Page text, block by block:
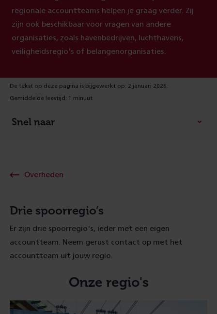
regionale accountteams helpen je graag verder. Zij
zijn ook beschikbaar voor vragen van andere
organisaties, zoals havenbedrijven, luchthavens,
veiligheidsregio's of belangenorganisaties.
De tekst op deze pagina is bijgewerkt op: 2 januari 2026.
Gemiddelde leestijd: 1 minuut
Snel naar
Overheden
Drie spoorregio’s
Er zijn drie spoorregio's, ieder met een eigen
accountteam. Neem gerust contact op met het
accountteam uit jouw regio.
Onze regio's